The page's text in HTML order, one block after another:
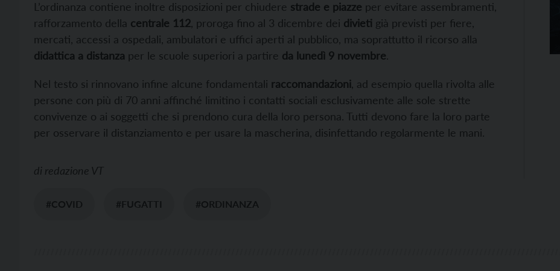
L’ordinanza contiene inoltre disposizioni per chiudere strade e piazze per evitare assembramenti,
rafforzamento della centrale 112 , proroga fino al 3 dicembre dei divieti già previsti per fiere,
mercati, accessi a ospedali, ambulatori e uffici aperti al pubblico, ma soprattutto il ricorso alla
didattica a distanza per le scuole superiori a partire da lunedì 9 novembre.
Nel testo si rinnovano infine alcune fondamentali raccomandazioni , ad esempio quella rivolta alle
persone con più di 70 anni affinché limitino i contatti sociali esclusivamente alle sole strette
convivenze o ai soggetti che si prendono cura della loro persona. Tutti devono fare la loro parte
per osservare il distanziamento e per usare la mascherina, disinfettando regolarmente le mani.
di redazione VT
#COVID #FUGATTI #ORDINANZA